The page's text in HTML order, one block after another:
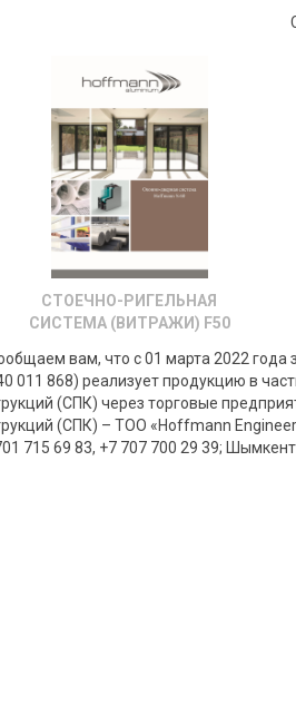
СТОЕЧНО-РИГЕЛЬНАЯ
СИСТЕМА (ВИТРАЖИ) F50
вам, что с 01 марта 2022
011 868) реализует продукцию в
(СПК) через торговые
(СПК) – ТОО «Hoffmann
715 69 83, +7 707 700 29 39;